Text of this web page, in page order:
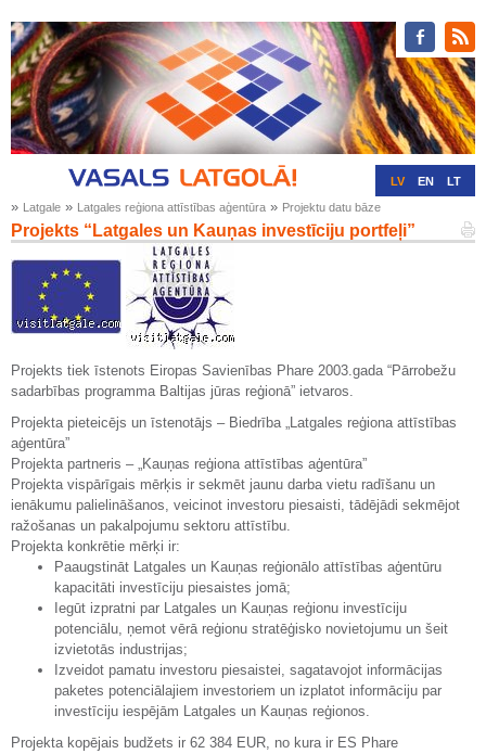
LV EN LT
» Latgale » Latgales reģiona attīstības aģentūra » Projektu datu bāze
Projekts “Latgales un Kauņas investīciju portfeļi”
Projekts tiek īstenots Eiropas Savienības Phare 2003.gada “Pārrobežu
sadarbības programma Baltijas jūras reģionā” ietvaros.
Projekta pieteicējs un īstenotājs – Biedrība „Latgales reģiona attīstības
aģentūra”
Projekta partneris – „Kauņas reģiona attīstības aģentūra”
Projekta vispārīgais mērķis ir sekmēt jaunu darba vietu radīšanu un
ienākumu palielināšanos, veicinot investoru piesaisti, tādējādi sekmējot
ražošanas un pakalpojumu sektoru attīstību.
Projekta konkrētie mērķi ir:
Paaugstināt Latgales un Kauņas reģionālo attīstības aģentūru
kapacitāti investīciju piesaistes jomā;
Iegūt izpratni par Latgales un Kauņas reģionu investīciju
potenciālu, ņemot vērā reģionu stratēģisko novietojumu un šeit
izvietotās industrijas;
Izveidot pamatu investoru piesaistei, sagatavojot informācijas
paketes potenciālajiem investoriem un izplatot informāciju par
investīciju iespējām Latgales un Kauņas reģionos.
Projekta kopējais budžets ir 62 384 EUR, no kura ir ES Phare